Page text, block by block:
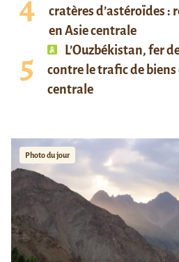
cratères d’astéroïdes :
en Asie centrale
L’Ouzbékistan, fer
contre le trafic de biens
centrale
Photo du jour